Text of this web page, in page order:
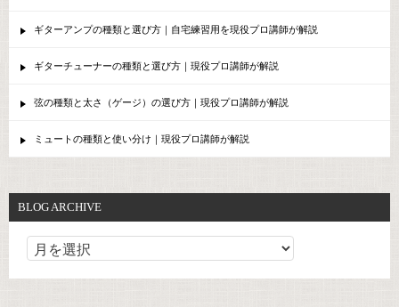
ギターアンプの種類と選び方｜自宅練習用を現役プロ講師が解説
ギターチューナーの種類と選び方｜現役プロ講師が解説
弦の種類と太さ（ゲージ）の選び方｜現役プロ講師が解説
ミュートの種類と使い分け｜現役プロ講師が解説
BLOG ARCHIVE